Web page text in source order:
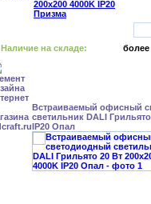
Наличие на складе: более
Встраиваемый офисный
светильник DALI
IP20 Опал